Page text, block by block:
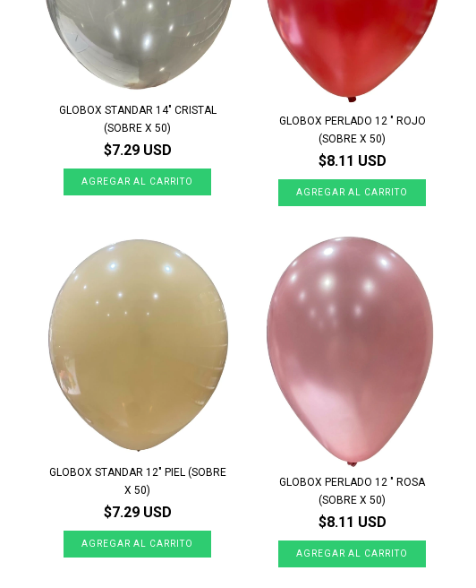
GLOBOX STANDAR 14" CRISTAL
(SOBRE X 50)
$7.29 USD
GLOBOX PERLADO 12 " ROJO
(SOBRE X 50)
$8.11 USD
GLOBOX STANDAR 12" PIEL (SOBRE
X 50)
$7.29 USD
GLOBOX PERLADO 12 " ROSA
(SOBRE X 50)
$8.11 USD